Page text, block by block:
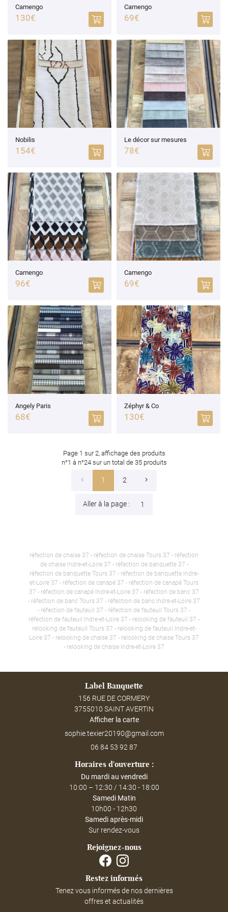
Camengo
130€
Camengo
69€
Nobilis
154€
Le décor sur mesures
78€
Camengo
96€
Camengo
69€
Angely Paris
68€
Zéphyr & Co
130€
Page 1 sur 2, affichage des produits
n°1 à n°24 sur un total de 35produits
1 2
Aller à la page :
réfection de chaise 37 - réfection de chaise Tours 37 - réfection
de chaise Indre-et-Loire 37 - réfection de banquette 37 -
réfection de banquette Tours 37 - réfection de banquette Indre-
et-Loire 37 - réfection de canapé 37 - réfection de canapé Tours
37 - réfection de canapé Indre-et-Loire 37 - réfection de banc 37
- réfection de banc Tours 37 - réfection de banc Indre-et-Loire 37
- réfection de fauteuil 37 - réfection de fauteuil Tours 37 -
réfection de fauteuil Indre-et-Loire 37 - relooking de fauteuil 37 -
relooking de fauteuil Tours 37 - relooking de fauteuil Indre-et-
Loire 37 - relooking de chaise 37 - relooking de chaise Tours 37
- relooking de chaise Indre-et-Loire 37
Label Banquette
156 RUE DE CORMERY
3755010 SAINT AVERTIN
Afficher la carte
06 84 53 92 87
Horaires d'ouverture :
Du mardi au vendredi
10:00 – 12:30 / 14:30 - 18:00
Samedi Matin
10h00 - 12h30
Samedi après-midi
Sur rendez-vous
Rejoignez-nous
Restez informés
Tenez vous informés de nos dernières
offres et actualités